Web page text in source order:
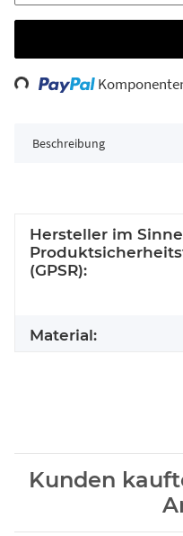
Beschreibung
Hersteller im
(GPSR):
Material:
Kunden